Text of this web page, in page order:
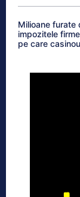
Milioane furate
impozitele
pe care